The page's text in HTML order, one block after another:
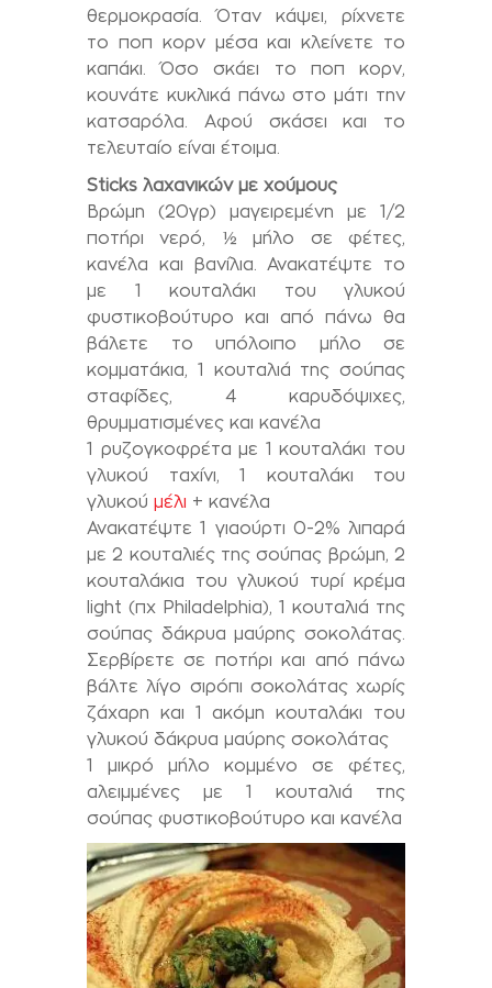
θερμοκρασία. Όταν κάψει, ρίχνετε
το ποπ κορν μέσα και κλείνετε το
καπάκι. Όσο σκάει το ποπ κορν,
κουνάτε κυκλικά πάνω στο μάτι την
κατσαρόλα. Αφού σκάσει και το
τελευταίο είναι έτοιμα.
Sticks λαχανικών με χούμους
Βρώμη (20γρ) μαγειρεμένη με 1/2
ποτήρι νερό, ½ μήλο σε φέτες,
κανέλα και βανίλια. Ανακατέψτε το
με 1 κουταλάκι του γλυκού
φυστικοβούτυρο και από πάνω θα
βάλετε το υπόλοιπο μήλο σε
κομματάκια, 1 κουταλιά της σούπας
σταφίδες, 4 καρυδόψιχες,
θρυμματισμένες και κανέλα
1 ρυζογκοφρέτα με 1 κουταλάκι του
γλυκού ταχίνι, 1 κουταλάκι του
γλυκού μέλι + κανέλα
Ανακατέψτε 1 γιαούρτι 0-2% λιπαρά
με 2 κουταλιές της σούπας βρώμη, 2
κουταλάκια του γλυκού τυρί κρέμα
light (πχ Philadelphia), 1 κουταλιά της
σούπας δάκρυα μαύρης σοκολάτας.
Σερβίρετε σε ποτήρι και από πάνω
βάλτε λίγο σιρόπι σοκολάτας χωρίς
ζάχαρη και 1 ακόμη κουταλάκι του
γλυκού δάκρυα μαύρης σοκολάτας
1 μικρό μήλο κομμένο σε φέτες,
αλειμμένες με 1 κουταλιά της
σούπας φυστικοβούτυρο και κανέλα